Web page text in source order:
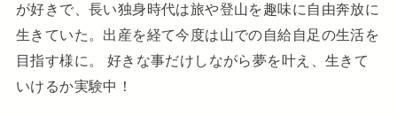
が好きで、長い独身時代は旅や登山を趣味に自由奔放に
生きていた。出産を経て今度は山での自給自足の生活を
目指す様に。 好きな事だけしながら夢を叶え、生きて
いけるか実験中！